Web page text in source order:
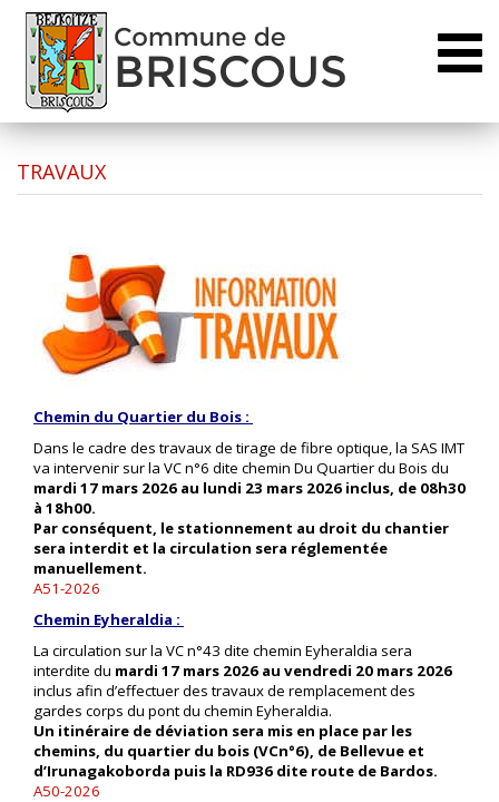
TRAVAUX
Chemin du Quartier du Bois :
Dans le cadre des travaux de tirage de fibre optique, la SAS IMT
va intervenir sur la VC n°6 dite chemin Du Quartier du Bois du
mardi 17 mars 2026 au lundi 23 mars 2026 inclus, de 08h30
à 18h00.
Par conséquent, le stationnement au droit du chantier
sera interdit et la circulation sera réglementée
manuellement.
A51-2026
Chemin Eyheraldia :
La circulation sur la VC n°43 dite chemin Eyheraldia sera
interdite du mardi 17 mars 2026 au vendredi 20 mars 2026
inclus afin d’effectuer des travaux de remplacement des
gardes corps du pont du chemin Eyheraldia.
Un itinéraire de déviation sera mis en place par les
chemins, du quartier du bois (VCn°6), de Bellevue et
d’Irunagakoborda puis la RD936 dite route de Bardos.
A50-2026